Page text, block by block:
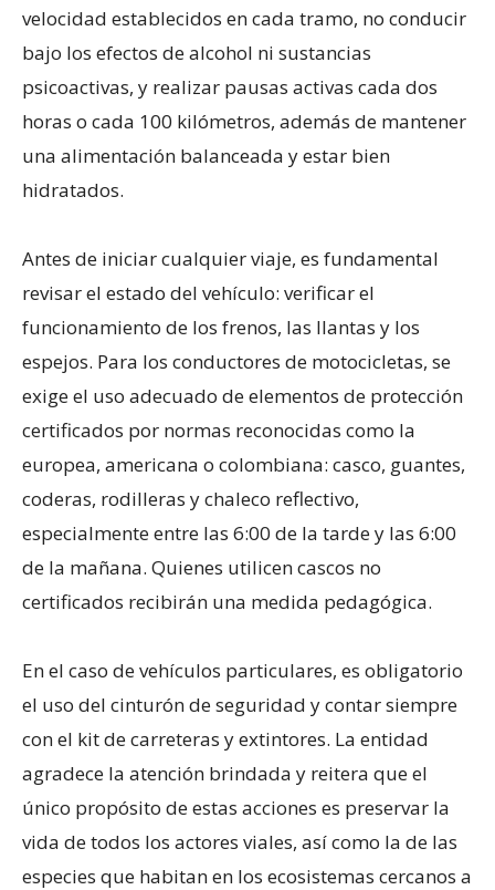
velocidad establecidos en cada tramo, no conducir
bajo los efectos de alcohol ni sustancias
psicoactivas, y realizar pausas activas cada dos
horas o cada 100 kilómetros, además de mantener
una alimentación balanceada y estar bien
hidratados.
Antes de iniciar cualquier viaje, es fundamental
revisar el estado del vehículo: verificar el
funcionamiento de los frenos, las llantas y los
espejos. Para los conductores de motocicletas, se
exige el uso adecuado de elementos de protección
certificados por normas reconocidas como la
europea, americana o colombiana: casco, guantes,
coderas, rodilleras y chaleco reflectivo,
especialmente entre las 6:00 de la tarde y las 6:00
de la mañana. Quienes utilicen cascos no
certificados recibirán una medida pedagógica.
En el caso de vehículos particulares, es obligatorio
el uso del cinturón de seguridad y contar siempre
con el kit de carreteras y extintores. La entidad
agradece la atención brindada y reitera que el
único propósito de estas acciones es preservar la
vida de todos los actores viales, así como la de las
especies que habitan en los ecosistemas cercanos a